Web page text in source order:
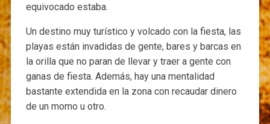
equivocado estaba.
Un destino muy turístico y volcado con la fiesta, las
playas están invadidas de gente, bares y barcas en
la orilla que no paran de llevar y traer a gente con
ganas de fiesta. Además, hay una mentalidad
bastante extendida en la zona con recaudar dinero
de un momo u otro.